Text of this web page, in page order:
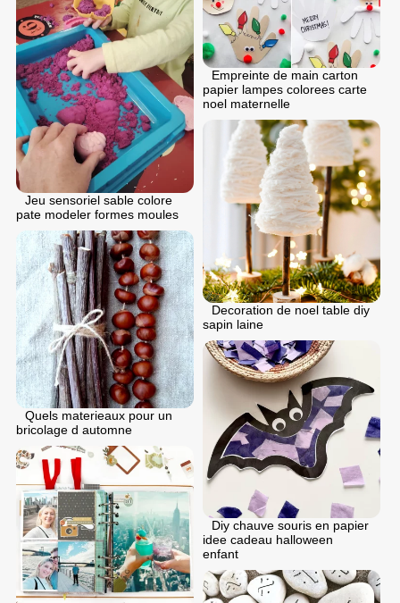
Jeu sensoriel sable colore
pate modeler formes moules
Empreinte de main carton
papier lampes colorees carte
noel maternelle
Decoration de noel table diy
sapin laine
Quels materieaux pour un
bricolage d automne
Diy chauve souris en papier
idee cadeau halloween
enfant